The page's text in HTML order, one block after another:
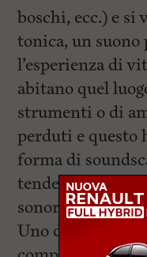
boschi, ecc.) e si
tonica, un suono
l’esperienza di
abitano quel
strumenti o di
perduti e questo
forma di
tende a fare
sonoro.
Uno degli